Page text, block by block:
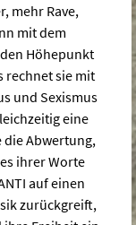
mehr Rave,
mit dem
den Höhepunkt
rechnet sie mit
und Sexismus
eine
die Abwertung,
ihrer Worte
auf einen
zurückgreift,